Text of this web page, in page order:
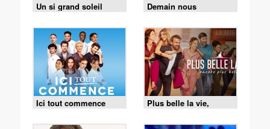
Un si grand soleil Demain nous
appartient
Ici tout commence Plus belle la vie,
encore plus belle